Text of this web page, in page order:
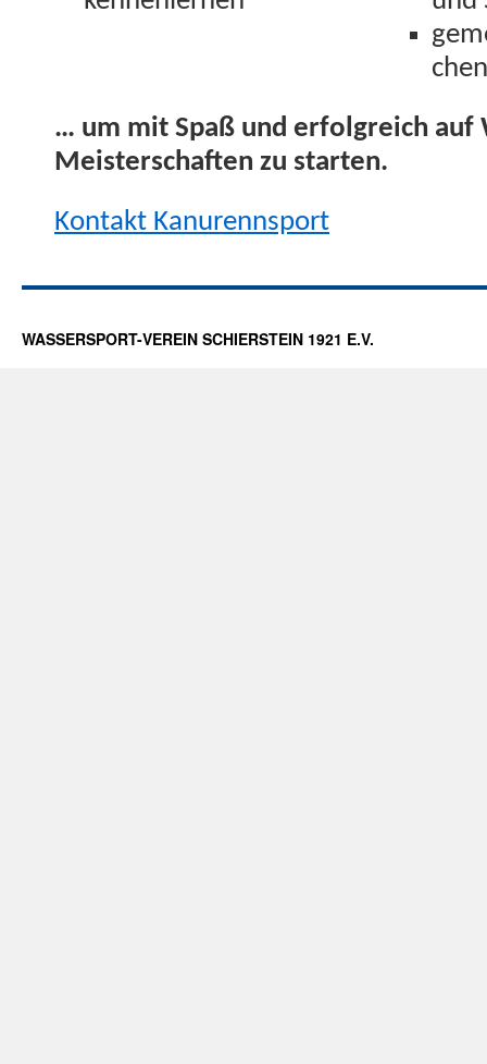
… um mit Spaß und erfol­gre­ich auf
Meis­ter­schaften zu starten.
Kon­takt Kanurennsport
WASSERSPORT-VEREIN SCHIERSTEIN 1921 E.V.